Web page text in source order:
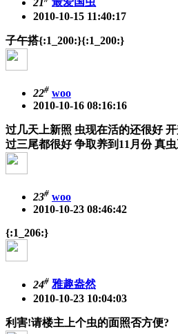
2010-10-15 11:40:17
子午搭{:1_200:}{:1_200:}
22# woo
2010-10-16 08:16:16
过几天上新照 虫现在活的还很好
过三尾都很好 争取养到11月份 真
23# woo
2010-10-23 08:46:42
{:1_206:}
24# 雅趣盎然
2010-10-23 10:04:03
利害!请楼主上个虫的面照否方便?